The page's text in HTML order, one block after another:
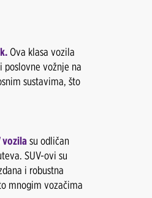
Ova klasa vozila
vožnje na
sustavima, što
vozila su odličan
SUV-ovi su
i robustna
mnogim vozačima